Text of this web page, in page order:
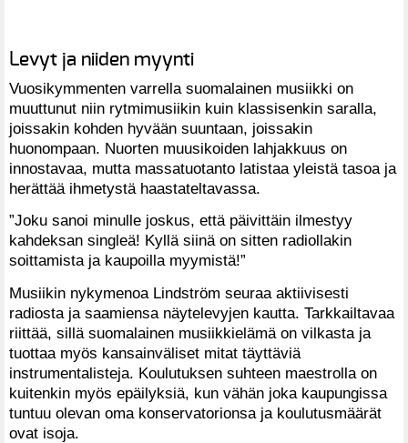
Levyt ja niiden myynti
Vuosikymmenten varrella suomalainen musiikki on
muuttunut niin rytmimusiikin kuin klassisenkin saralla,
joissakin kohden hyvään suuntaan, joissakin
huonompaan. Nuorten muusikoiden lahjakkuus on
innostavaa, mutta massatuotanto latistaa yleistä tasoa ja
herättää ihmetystä haastateltavassa.
”Joku sanoi minulle joskus, että päivittäin ilmestyy
kahdeksan singleä! Kyllä siinä on sitten radiollakin
soittamista ja kaupoilla myymistä!”
Musiikin nykymenoa Lindström seuraa aktiivisesti
radiosta ja saamiensa näytelevyjen kautta. Tarkkailtavaa
riittää, sillä suomalainen musiikkielämä on vilkasta ja
tuottaa myös kansainväliset mitat täyttäviä
instrumentalisteja. Koulutuksen suhteen maestrolla on
kuitenkin myös epäilyksiä, kun vähän joka kaupungissa
tuntuu olevan oma konservatorionsa ja koulutusmäärät
ovat isoja.